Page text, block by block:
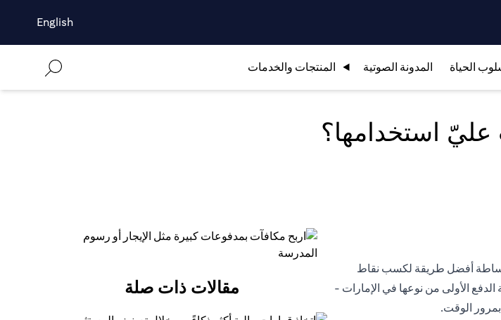
English
الحياة المدونة الصوتية المنتجات والخدمات
استخدامها؟
ببساطة أفضل طريقة لكسب نقاط
الدفع الأولى من نوعها في الإمارات -
الوقت.
مقالات ذات صلة